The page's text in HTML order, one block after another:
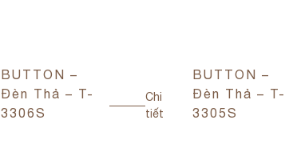
BUTTON –
Đèn Thả – T-
3306S
Chi
tiết
BUTTON –
Đèn Thả – T-
3305S